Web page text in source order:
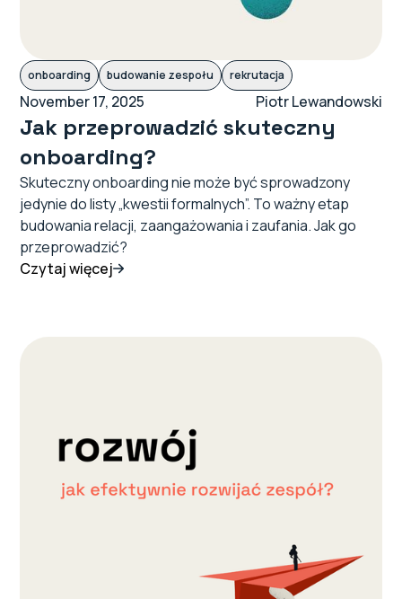
onboarding budowanie zespołu rekrutacja
November 17, 2025 Piotr Lewandowski
Jak przeprowadzić skuteczny
onboarding?
Skuteczny onboarding nie może być sprowadzony
jedynie do listy „kwestii formalnych”. To ważny etap
budowania relacji, zaangażowania i zaufania. Jak go
przeprowadzić?
Czytaj więcej